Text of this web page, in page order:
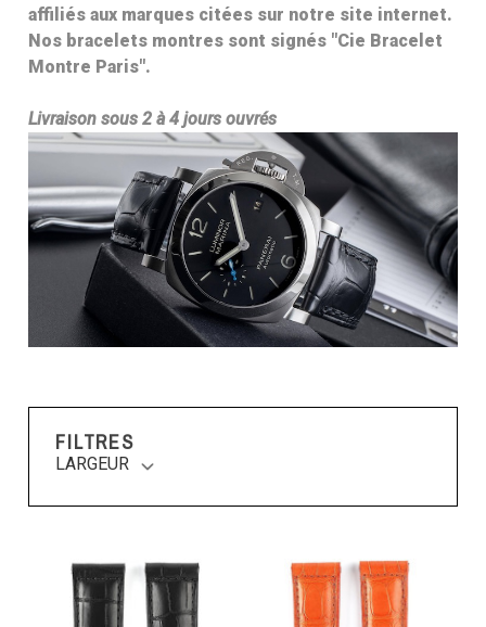
affiliés aux marques citées sur notre site internet.
Nos bracelets montres sont signés "Cie Bracelet
Montre Paris".
Livraison sous 2 à 4 jours ouvrés
FILTRES
LARGEUR